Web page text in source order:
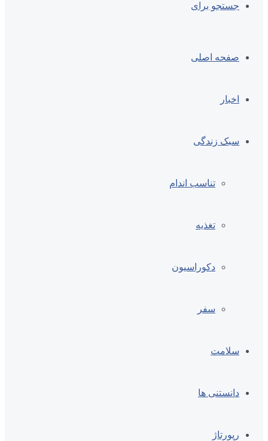
جستجو برای
صفحه اصلی
اخبار
سبک زندگی
تناسب اندام
تغذیه
دکوراسیون
سفر
سلامت
دانستنی ها
رپورتاژ